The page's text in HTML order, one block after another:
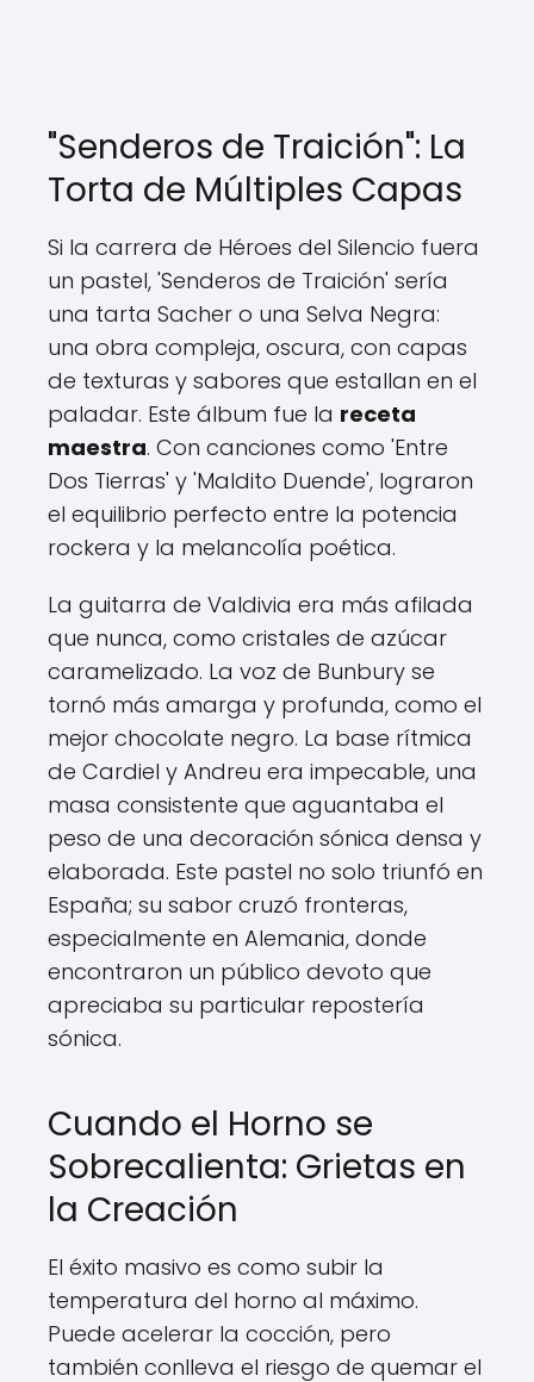
"Senderos de Traición": La
Torta de Múltiples Capas
Si la carrera de Héroes del Silencio fuera
un pastel, 'Senderos de Traición' sería
una tarta Sacher o una Selva Negra:
una obra compleja, oscura, con capas
de texturas y sabores que estallan en el
paladar. Este álbum fue la receta
maestra. Con canciones como 'Entre
Dos Tierras' y 'Maldito Duende', lograron
el equilibrio perfecto entre la potencia
rockera y la melancolía poética.
La guitarra de Valdivia era más afilada
que nunca, como cristales de azúcar
caramelizado. La voz de Bunbury se
tornó más amarga y profunda, como el
mejor chocolate negro. La base rítmica
de Cardiel y Andreu era impecable, una
masa consistente que aguantaba el
peso de una decoración sónica densa y
elaborada. Este pastel no solo triunfó en
España; su sabor cruzó fronteras,
especialmente en Alemania, donde
encontraron un público devoto que
apreciaba su particular repostería
sónica.
Cuando el Horno se
Sobrecalienta: Grietas en
la Creación
El éxito masivo es como subir la
temperatura del horno al máximo.
Puede acelerar la cocción, pero
también conlleva el riesgo de quemar el